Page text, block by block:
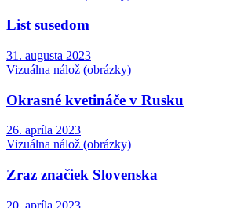
List susedom
31. augusta 2023
Vizuálna nálož (obrázky)
Okrasné kvetináče v Rusku
26. apríla 2023
Vizuálna nálož (obrázky)
Zraz značiek Slovenska
20. apríla 2023